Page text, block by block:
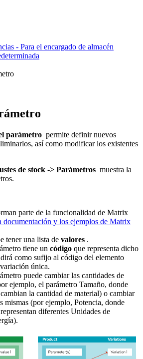
- Para el encargado de almacén
parámetro permite definir nuevos
así como modificar los existentes
de stock -> Parámetros muestra la
parte de la funcionalidad de Matrix
documentación y los ejemplos de Matrix
tener una lista de valores .
tiene un código que representa dicho
como sufijo al código del elemento
única.
puede cambiar las cantidades de
ejemplo, el parámetro Tamaño, donde
la cantidad de material) o cambiar
mismas (por ejemplo, Potencia, donde
diferentes Unidades de